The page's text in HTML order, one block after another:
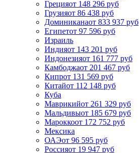
Грецияот 148 296 руб
Грузияот 86 438 руб
Доминиканаот 833 937 руб
Египетот 97 596 руб
Израиль
Индияот 143 201 руб
Индонезияот 161 777 руб
Камбоджаот 201 467 руб
Кипрот 131 569 руб
Китайот 112 148 руб
Куба
Маврикийот 261 329 руб
Мальдивыот 185 679 руб
Мароккоот 172 752 руб
Мексика
ОАЭот 96 595 руб
Россияот 19 947 руб